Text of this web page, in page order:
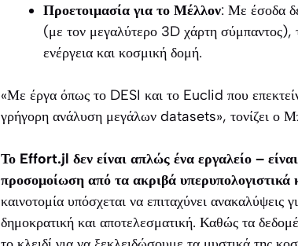
Προετοιμασία για το Μέλλον: Με έσοδα
(με τον μεγαλύτερο 3D χάρτη σύμπαντος),
ενέργεια και κοσμική δομή.
«Με έργα όπως το DESI και το Euclid που
γρήγορη ανάλυση μεγάλων datasets», τονίζει ο
Το Effort.jl δεν είναι απλώς ένα εργαλείο –
προσομοίωση από τα ακριβά
καινοτομία υπόσχεται να επιταχύνει
δημοκρατική και αποτελεσματική. Καθώς τα